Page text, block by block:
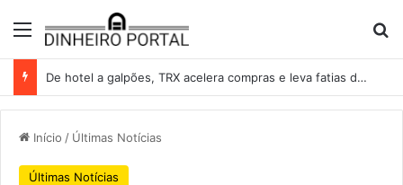
Menu
De hotel a galpões, TRX acelera compras e leva fatias de shoppings da Iguatemi por R$ 876 milhões
Início / Últimas Notícias
Últimas Notícias